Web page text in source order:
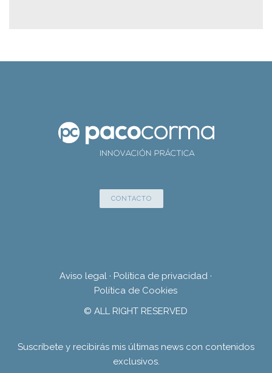
CONTACTO
Aviso legal · Política de privacidad ·
Política de Cookies
© ALL RIGHT RESERVED
Suscríbete y recibirás mis últimas news con contenidos
exclusivos.